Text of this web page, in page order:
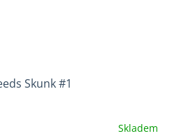
Skunk #1
Skladem